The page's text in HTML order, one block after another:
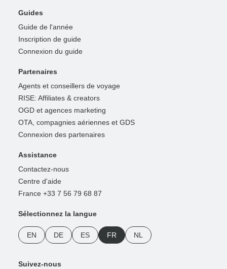
Guides
Guide de l'année
Inscription de guide
Connexion du guide
Partenaires
Agents et conseillers de voyage
RISE: Affiliates & creators
OGD et agences marketing
OTA, compagnies aériennes et GDS
Connexion des partenaires
Assistance
Contactez-nous
Centre d'aide
France +33 7 56 79 68 87
Sélectionnez la langue
EN DE ES FR NL
Suivez-nous